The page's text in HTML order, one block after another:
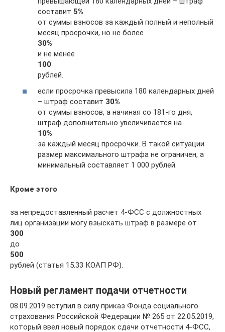
составит 5%
от суммы взносов за каждый полный и неполный
месяц просрочки, но не более
30%
и не менее
100
рублей.
если просрочка превысила 180 календарных дней
– штраф составит 30%
от суммы взносов, а начиная со 181-го дня,
штраф дополнительно увеличивается на
10%
за каждый месяц просрочки. В такой ситуации
размер максимального штрафа не ограничен, а
минимальный составляет 1 000 рублей.
Кроме этого
за непредоставленный расчет 4-ФСС с должностных
лиц организации могу взыскать штраф в размере от
300
до
500
рублей (статья 15.33 КОАП РФ).
Новый регламент подачи отчетности
08.09.2019 вступил в силу приказ Фонда социального
страхования Российской Федерации № 265 от 22.05.2019,
который ввел новый порядок сдачи отчетности 4-ФСС,